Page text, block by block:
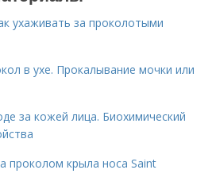
ухаживать за проколотыми
в ухе. Прокалывание мочки или
за кожей лица. Биохимический
проколом крыла носа Saint